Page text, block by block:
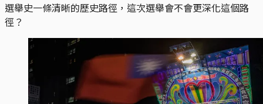
選舉史一條清晰的歷史路徑，這次選舉會不會更深化這個路
徑？